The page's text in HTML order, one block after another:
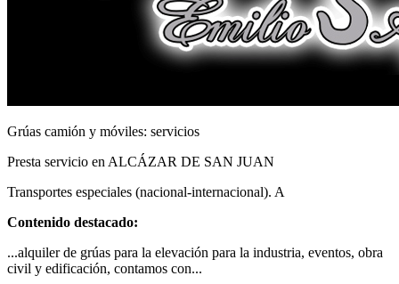
Grúas camión y móviles: servicios
Presta servicio en ALCÁZAR DE SAN JUAN
Transportes especiales (nacional-internacional). A
Contenido destacado:
...alquiler de grúas para la elevación para la industria, eventos, obra
civil y edificación, contamos con...